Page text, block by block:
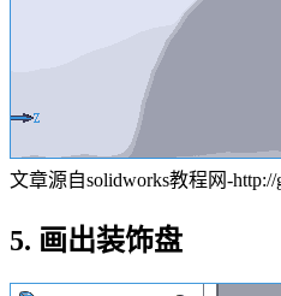
文章源自solidworks教程网-http://
5. 画出装饰盘